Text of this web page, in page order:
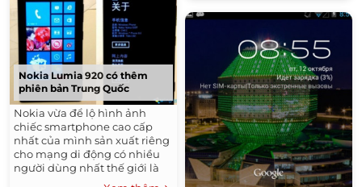
Nokia Lumia 920 có thêm
phiên bản Trung Quốc
Nokia vừa để lộ hình ảnh
chiếc smartphone cao cấp
nhất của mình sản xuất riêng
cho mạng di động có nhiều
người dùng nhất thế giới là